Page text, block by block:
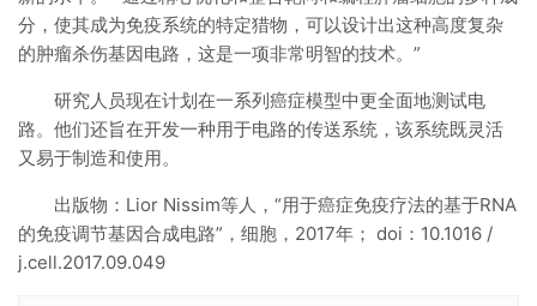
分，使其成为免疫系统的特定猎物，可以设计出这种高度复杂
的肿瘤杀伤基因电路，这是一项非常明智的技术。”
研究人员现在计划在一系列癌症模型中更全面地测试电
路。他们还旨在开发一种用于电路的传送系统，该系统既灵活
又易于制造和使用。
出版物：Lior Nissim等人，“用于癌症免疫疗法的基于RNA
的免疫调节基因合成电路”，细胞，2017年； doi：10.1016 /
j.cell.2017.09.049